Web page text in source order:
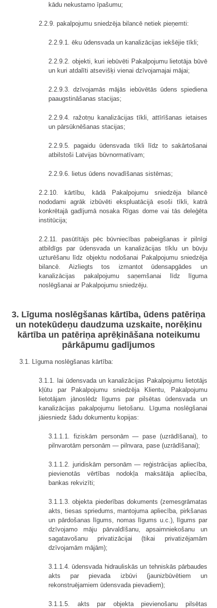
kādu nekustamo īpašumu;
2.2.9. pakalpojumu sniedzēja bilancē netiek pieņemti:
2.2.9.1. ēku ūdensvada un kanalizācijas iekšējie tīkli;
2.2.9.2. objekti, kuri iebūvēti Pakalpojumu lietotāja būvē
un kuri atdalīti atsevišķi vienai dzīvojamajai mājai;
2.2.9.3. dzīvojamās mājās iebūvētās ūdens spiediena
paaugstināšanas stacijas;
2.2.9.4. ražotņu kanalizācijas tīkli, attīrīšanas ietaises
un pārsūknēšanas stacijas;
2.2.9.5. pagaidu ūdensvada tīkli līdz to sakārtošanai
atbilstoši Latvijas būvnormatīvam;
2.2.9.6. lietus ūdens novadīšanas sistēmas;
2.2.10. kārtību, kādā Pakalpojumu sniedzēja bilancē
nododami agrāk izbūvēti ekspluatācijā esoši tīkli, katrā
konkrētajā gadījumā nosaka Rīgas dome vai tās deleģēta
institūcija;
2.2.11. pasūtītājs pēc būvniecības pabeigšanas ir pilnīgi
atbildīgs par ūdensvada un kanalizācijas tīklu un būvju
uzturēšanu līdz objektu nodošanai Pakalpojumu sniedzēja
bilancē. Aizliegts tos izmantot ūdensapgādes un
kanalizācijas pakalpojumu saņemšanai līdz līguma
noslēgšanai ar Pakalpojumu sniedzēju.
3. Līguma noslēgšanas kārtība, ūdens patēriņa
un notekūdeņu daudzuma uzskaite, norēķinu
kārtība un patēriņa aprēķināšana noteikumu
pārkāpumu gadījumos
3.1. Līguma noslēgšanas kārtība:
3.1.1. lai ūdensvada un kanalizācijas Pakalpojumu lietotājs
kļūtu par Pakalpojumu sniedzēja Klientu, Pakalpojumu
lietotājam jānoslēdz līgums par pilsētas ūdensvada un
kanalizācijas pakalpojumu lietošanu. Līguma noslēgšanai
jāiesniedz šādu dokumentu kopijas:
3.1.1.1. fiziskām personām — pase (uzrādīšanai), to
pilnvarotām personām — pilnvara, pase (uzrādīšanai);
3.1.1.2. juridiskām personām — reģistrācijas apliecība,
pievienotās vērtības nodokļa maksātāja apliecība,
bankas rekvizīti;
3.1.1.3. objekta piederības dokuments (zemesgrāmatas
akts, tiesas spriedums, mantojuma apliecība, pirkšanas
un pārdošanas līgums, nomas līgums u.c.), līgums par
dzīvojamo māju pārvaldīšanu, apsaimniekošanu un
sagatavošanu privatizācijai (tikai privatizējamām
dzīvojamām mājām);
3.1.1.4. ūdensvada hidrauliskās un tehniskās pārbaudes
akts par pievada izbūvi (jaunizbūvētiem un
rekonstruējamiem ūdensvada pievadiem);
3.1.1.5. akts par objekta pievienošanu pilsētas